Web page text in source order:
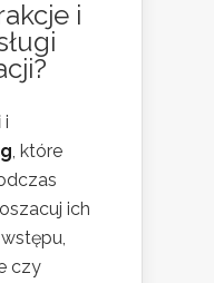
i
i
, które
ich
czy